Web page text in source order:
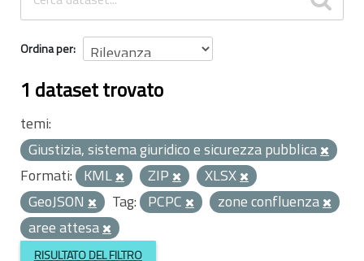
Ordina per
1 dataset trovato
temi:
Giustizia, sistema giuridico e sicurezza pubblica
Formati: KML ZIP
XLSX
GeoJSON
Tag: PCPC
zone confluenza
aree attesa
RISULTATO DEL FILTRO